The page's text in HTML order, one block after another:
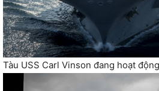
Tàu USS Carl Vinson đang hoạt